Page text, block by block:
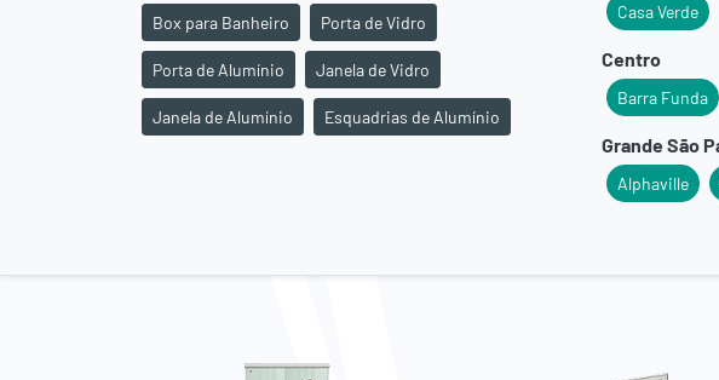
Box para Banheiro
Porta de Vidro
Porta de Alumínio Janela de Vidro
Janela de Alumínio Esquadrias de Alumínio
Casa Verde
Centro
Barra Funda
Grande São
Alphaville